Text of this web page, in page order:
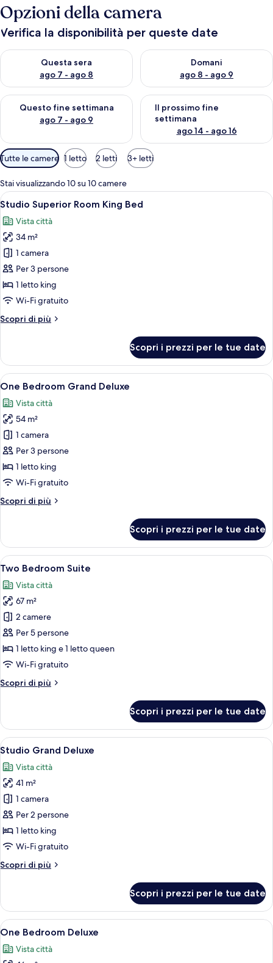
Opzioni della camera
Verifica la disponibilità per queste date
Questa sera
ago 7 - ago 8
Verifica la disponibilità per questa sera, ago 7 - ago 8
Domani
ago 8 - ago 9
Verifica la disponibilità per
Questo fine settimana
ago 7 - ago 9
Verifica la disponibilità per questo fine settimana, ago 7 - ago
Il prossimo fine
settimana
ago 14 - ago 16
Verifica la disponibilità per il
Filtri
disponibili
per
le
camere
Tutte le camere 1 letto 2 letti 3+ letti
Stai visualizzando 10 su 10 camere
Apri
tutte
le
foto
per
Studio
Superior
Room
Bed
Camera d'albergo moderna con un
22
Studio Superior Room King Bed
Vista città
34 m²
1 camera
Per 3 persone
1 letto king
Wi-Fi gratuito
Scopri di più
Altri
Superior
Room
King
Scopri i prezzi per le tue date
Apri
tutte
le
foto
per
One
Bedroom
Grand
Camera d'albergo con un letto
25
One Bedroom Grand Deluxe
Vista città
54 m²
1 camera
Per 3 persone
1 letto king
Wi-Fi gratuito
Scopri di più
Altri
Bedroom
Grand
Deluxe
Scopri i prezzi per le tue date
Apri
tutte
le
foto
per
Two
Bedroom
Suite
Two Bedroom Suite | Biancheria da
27
Two Bedroom Suite
Vista città
67 m²
2 camere
Per 5 persone
1 letto king e 1 letto queen
Wi-Fi gratuito
Scopri di più
Altri
Bedroom
Suite
Scopri i prezzi per le tue date
Apri
tutte
le
foto
per
Studio
Grand
Deluxe
Una camera d'hotel moderna con
25
Studio Grand Deluxe
Vista città
41 m²
1 camera
Per 2 persone
1 letto king
Wi-Fi gratuito
Scopri di più
Altri
Grand
Deluxe
Scopri i prezzi per le tue date
Apri
tutte
le
Una camera d'hotel moderna con
26
One Bedroom Deluxe
Vista città